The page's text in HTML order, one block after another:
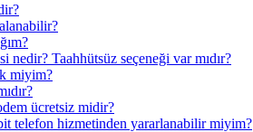
nedir? Taahhütsüz seçeneği var mıdır?
miyim?
ücretsiz midir?
telefon hizmetinden yararlanabilir miyim?